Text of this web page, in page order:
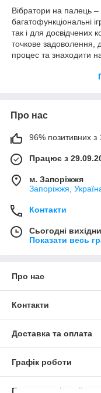
Вібратори на палець –
багатофункціональні
так і для досвідчених
точкове задоволення,
процес та знаходити
Замовте вібратор на
Про нас
96% позитивних з
Працює з
м. Запоріжжя
Запоріжжя,
Контакти
Сьогодні
Показати весь
Про нас
Контакти
Доставка та оплата
Графік роботи
Повна версія сайту